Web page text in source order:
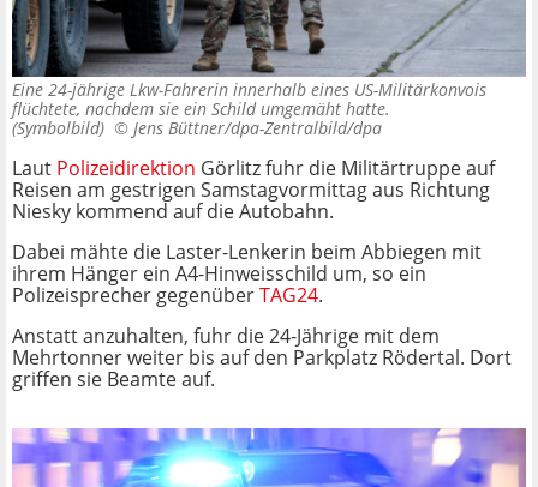
Eine 24-jährige Lkw-Fahrerin innerhalb eines US-Militärkonvois
flüchtete, nachdem sie ein Schild umgemäht hatte.
(Symbolbild) © Jens Büttner/dpa-Zentralbild/dpa
Laut Polizeidirektion Görlitz fuhr die Militärtruppe auf
Reisen am gestrigen Samstagvormittag aus Richtung
Niesky kommend auf die Autobahn.
Dabei mähte die Laster-Lenkerin beim Abbiegen mit
ihrem Hänger ein A4-Hinweisschild um, so ein
Polizeisprecher gegenüberTAG24.
Anstatt anzuhalten, fuhr die 24-Jährige mit dem
Mehrtonner weiter bis auf den Parkplatz Rödertal. Dort
griffen sie Beamte auf.